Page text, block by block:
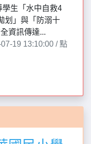
生「水中自救4
划」與「防溺十
資訊傳達...
19 13:10:00 / 點